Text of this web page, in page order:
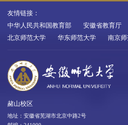
友情链接：
中华人民共和国教育部
安徽省教育厅
北京师范大学
华东师范大学 南京
赭山校区
地址：安徽省芜湖市北京中路2号